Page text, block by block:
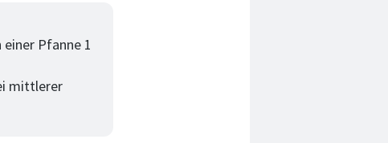
Pfanne 1
mittlerer